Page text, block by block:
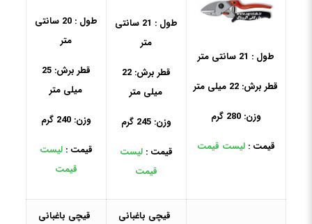
طول : 21 سانتی متر
قطر برش: 22 میلی متر
وزن: 280 گرم
قیمت :لیست قیمت
طول : 21 سانتی
متر
قطر برش: 22
میلی متر
وزن: 245 گرم
قیمت :لیست
قیمت
طول : 20 سانتی
متر
قطر برش: 25
میلی متر
وزن: 240 گرم
قیمت :لیست
قیمت
قیچی باغبانی
قیچی باغبانی